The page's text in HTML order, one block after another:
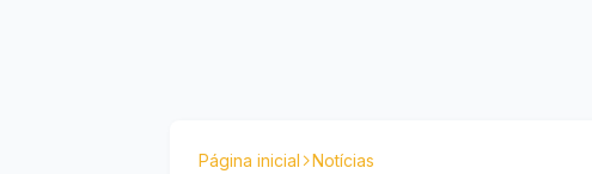
Página inicial Notícias